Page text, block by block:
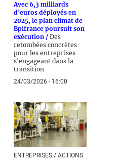
Avec 6,3 milliards
d'euros déployés en
2025, le plan climat de
Bpifrance poursuit son
exécution / Des
retombées concrètes
pour les entreprises
s'engageant dans la
transition
24/03/2026 - 16:00
ENTREPRISES / ACTIONS